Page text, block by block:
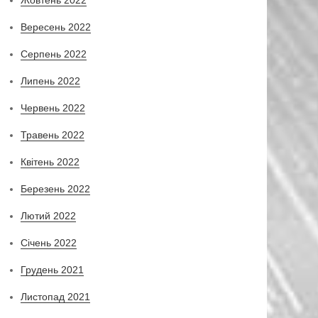
Вересень 2022
Серпень 2022
Липень 2022
Червень 2022
Травень 2022
Квітень 2022
Березень 2022
Лютий 2022
Січень 2022
Грудень 2021
Листопад 2021